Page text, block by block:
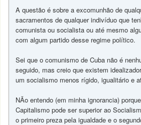
A questão é sobre a excomunhão de
sacramentos de qualquer indivíduo que
comunista ou socialista ou até mesmo
com algum partido desse regime político.
Sei que o comunismo de Cuba não é
seguido, mas creio que existem
um socialismo menos rígido, igualitário e
NÃo entendo (em minha ignorancia)
Capitalismo pode ser superior ao
o primeiro preza pela igualdade e o